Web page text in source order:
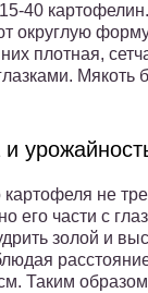
40
округлую
плотная,
Мякоть
картофеля не
его части с
золой и
Таким